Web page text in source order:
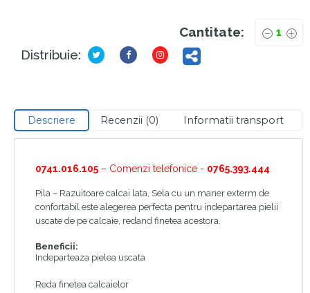
Cantitate:
Distribuie:
Descriere Recenzii (0) Informatii transport
0741.016.105 – Comenzi telefonice - 0765.393.444
Pila – Razuitoare calcai lata, Sela cu un maner exterm de
confortabil este alegerea perfecta pentru indepartarea pielii
uscate de pe calcaie, redand finetea acestora.
Beneficii:
Indeparteaza pielea uscata
Reda finetea calcaielor